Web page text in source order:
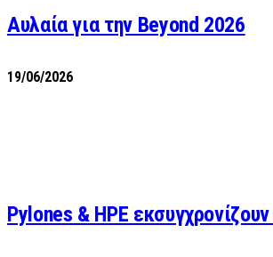
Αυλαία για την Beyond 2026
19/06/2026
Pylones & HPE